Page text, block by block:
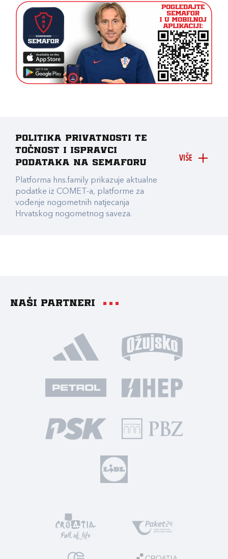
VIŠE
Politika privatnosti te
točnost i ispravci
podataka na Semaforu
Platforma hns.family prikazuje aktualne
podatke iz COMET-a, platforme za
vođenje nogometnih natjecanja
Hrvatskog nogometnog saveza.
Naši partneri